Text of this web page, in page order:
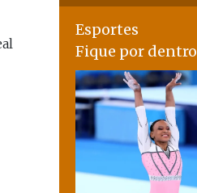
Esportes
Fique por dentro